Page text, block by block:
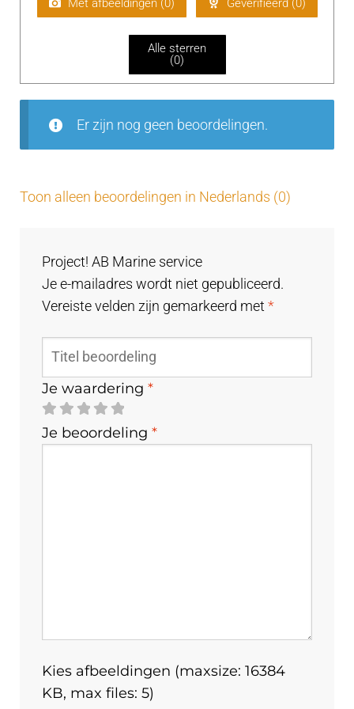
uit
Met afbeeldingen (0) Geverifieerd (0)
Alle sterren
(0)
Er zijn nog geen beoordelingen.
Toon alleen beoordelingen in Nederlands (0)
Project! AB Marine service
Je e-mailadres wordt niet gepubliceerd.
Vereiste velden zijn gemarkeerd met*
Je waardering*
Je beoordeling*
Kies afbeeldingen (maxsize: 16384
KB, max files: 5)